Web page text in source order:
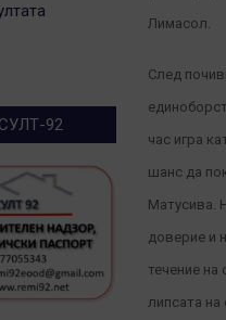
Лимасол.
След
час игра
шанс да
Матусива.
доверие и
течение
липсата
92